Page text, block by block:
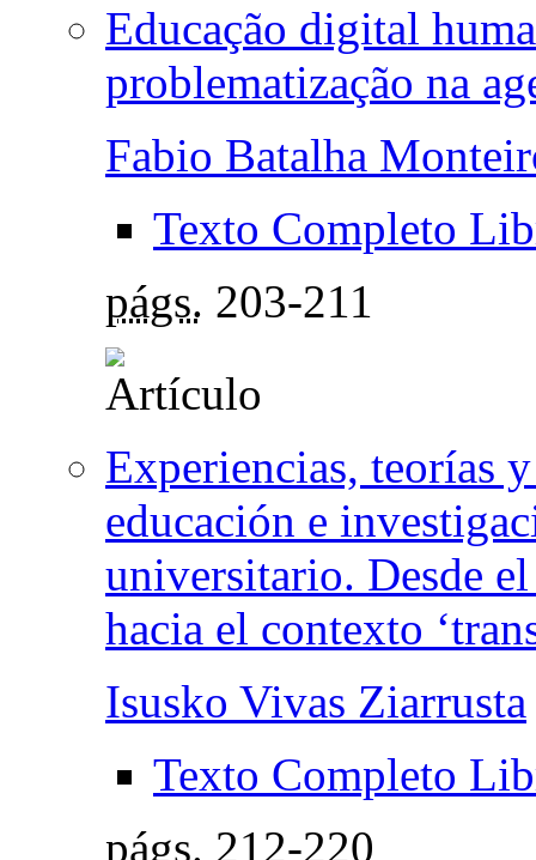
Educação digital
problematização na
Fabio Batalha
Texto Completo
págs. 203-211
Experiencias, teorías
educación e
universitario. Desde
hacia el contexto
Isusko Vivas Ziarrusta
Texto Completo
págs. 212-220